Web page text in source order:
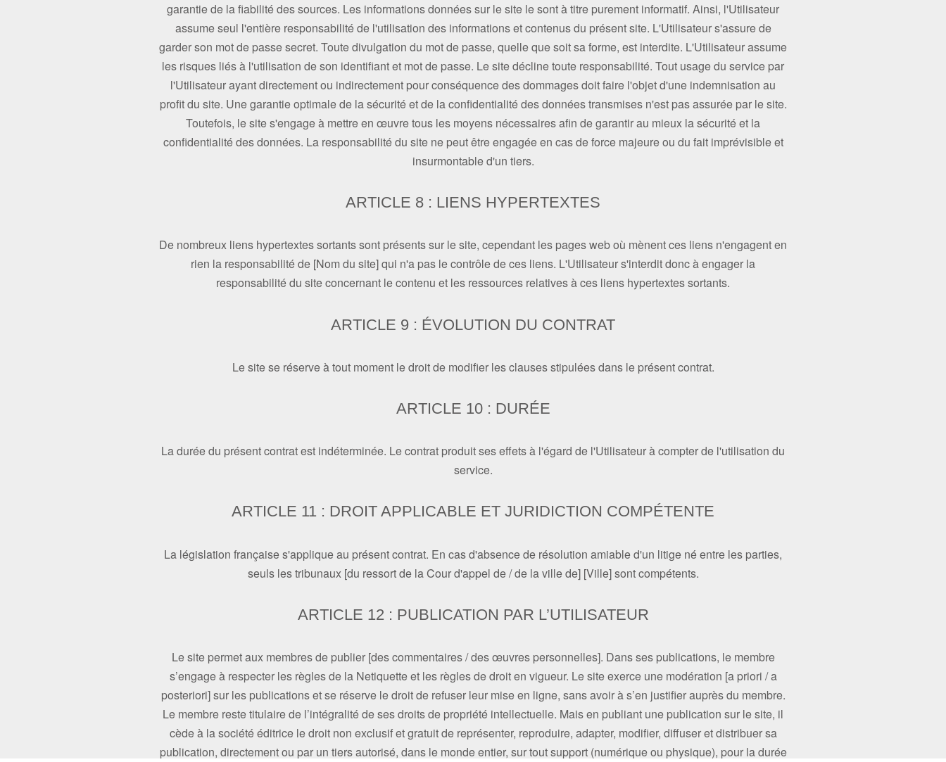
garantie de la fiabilité des sources. Les informations données sur le site le sont à titre purement informatif. Ainsi, l'Utilisateur
assume seul l'entière responsabilité de l'utilisation des informations et contenus du présent site. L'Utilisateur s'assure de
garder son mot de passe secret. Toute divulgation du mot de passe, quelle que soit sa forme, est interdite. L'Utilisateur assume
les risques liés à l'utilisation de son identifiant et mot de passe. Le site décline toute responsabilité. Tout usage du service par
l'Utilisateur ayant directement ou indirectement pour conséquence des dommages doit faire l'objet d'une indemnisation au
profit du site. Une garantie optimale de la sécurité et de la confidentialité des données transmises n'est pas assurée par le site.
Toutefois, le site s'engage à mettre en œuvre tous les moyens nécessaires afin de garantir au mieux la sécurité et la
confidentialité des données. La responsabilité du site ne peut être engagée en cas de force majeure ou du fait imprévisible et
insurmontable d'un tiers.
ARTICLE 8 : LIENS HYPERTEXTES
De nombreux liens hypertextes sortants sont présents sur le site, cependant les pages web où mènent ces liens n'engagent en
rien la responsabilité de [Nom du site] qui n'a pas le contrôle de ces liens. L'Utilisateur s'interdit donc à engager la
responsabilité du site concernant le contenu et les ressources relatives à ces liens hypertextes sortants.
ARTICLE 9 : ÉVOLUTION DU CONTRAT
Le site se réserve à tout moment le droit de modifier les clauses stipulées dans le présent contrat.
ARTICLE 10 : DURÉE
La durée du présent contrat est indéterminée. Le contrat produit ses effets à l'égard de l'Utilisateur à compter de l'utilisation du
service.
ARTICLE 11 : DROIT APPLICABLE ET JURIDICTION COMPÉTENTE
La législation française s'applique au présent contrat. En cas d'absence de résolution amiable d'un litige né entre les parties,
seuls les tribunaux [du ressort de la Cour d'appel de / de la ville de] [Ville] sont compétents.
ARTICLE 12 : PUBLICATION PAR L’UTILISATEUR
Le site permet aux membres de publier [des commentaires / des œuvres personnelles]. Dans ses publications, le membre
s’engage à respecter les règles de la Netiquette et les règles de droit en vigueur. Le site exerce une modération [a priori / a
posteriori] sur les publications et se réserve le droit de refuser leur mise en ligne, sans avoir à s’en justifier auprès du membre.
Le membre reste titulaire de l’intégralité de ses droits de propriété intellectuelle. Mais en publiant une publication sur le site, il
cède à la société éditrice le droit non exclusif et gratuit de représenter, reproduire, adapter, modifier, diffuser et distribuer sa
publication, directement ou par un tiers autorisé, dans le monde entier, sur tout support (numérique ou physique), pour la durée